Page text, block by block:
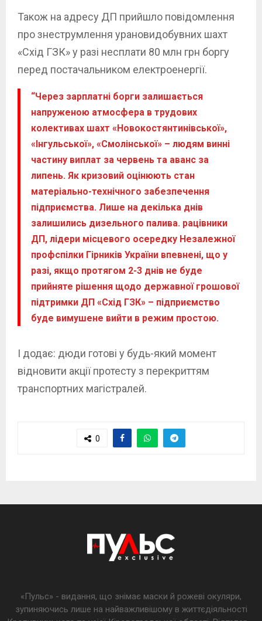
Також на адресу ДП прийшло повідомлення
про знеструмлення урановидобувних шахт
«Схід ГЗК» у разі несплати 80 млн грн боргу
перед постачальником електроенергії.
“Через зарплатні борги залишається
напруженою атмосфера в трудових
колективах шахт «Новокостянтинівської»,
«Інгульської», «Смолінської» – людям винні
частину виплат за червень та аванс за
липень. Як кризовий оцінюють стан
матеріально-технічного забезпечення
підприємства. Лише на декілька днів
залишились дизельного палива. рацівники
ДП, лідери місцевого осередку Незалежної
профспілки Гірників України впевнені, що у
разі, якщо протягом 2-3 днів не буде
прийняте рішення щодо державної грошової
підтримки ДП «Схід ГЗК» – підприємство
буде вимушене вийти в режим простою.
І додає: дюди готові у будь-який момент
відновити акції протесту з перекриттям
транспортних магістралей.
0
«Пульс» - видання, що знімає маски й рожеві окуляри,
зупиняючись лише на найважливішому в життєдіяльності